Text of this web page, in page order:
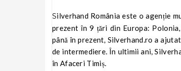
Silverhand România este o agenție multinațională de recrutare și consiliere în carieră. Face parte din Silverhand Group,
prezent în 9 țări din Europa:
până în prezent, Silverhand.ro a
de intermediere. În ultimii ani,
în Afaceri Timiș.